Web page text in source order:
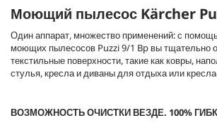
Моющий пылесос Kärcher
Один аппарат, множество применений: с
моющих пылесосов Puzzi9/1 Bp вы тщательно
текстильные поверхности, такие как ковры,
стулья, кресла и диваны для отдыха или
ВОЗМОЖНОСТЬ ОЧИСТКИ ВЕЗДЕ. 100%